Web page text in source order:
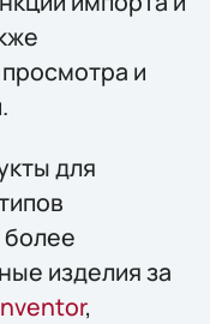
и
для
изделия за
,